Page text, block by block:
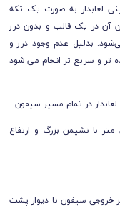
لعابدار به صورت یک تکه
در یک قالب و بدون درز
بدلیل عدم وجود درز و
تر و سریع تر انجام می شود
در تمام مسیر سیفون
طول 70 عرض 36 ارتفاع 72 سانتی متر با نشیمن بزرگ و ارتفاع
خروجی سیفون تا دیوار پشت